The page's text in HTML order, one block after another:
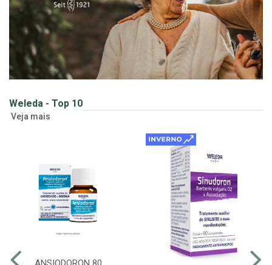
Weleda - Top 10
Veja mais